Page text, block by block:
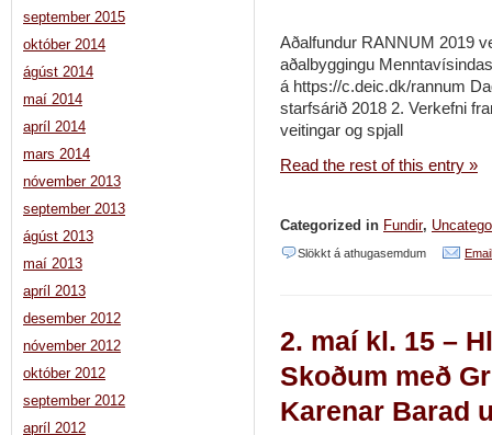
tækni
Aðalfundur RANNUM 2019
aðalbyggingu
á https://c.deic.dk/rannum
starfsárið 2018 2. Verkefni
veitingar og spjall
Read the rest of this entry »
Categorized in Fundir,
Slökkt á athugasemdumvið
2019
14.
kl.
2. maí kl. 15 –
Skoðum með
Karenar Barad
september 2015
október 2014
ágúst 2014
maí 2014
apríl 2014
mars 2014
nóvember 2013
september 2013
ágúst 2013
maí 2013
apríl 2013
desember 2012
nóvember 2012
október 2012
september 2012
apríl 2012